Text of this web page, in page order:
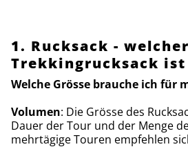
1. Rucksack - welcher
Trekkingrucksack ist
Welche Grösse brauche ich für
Volumen: Die Grösse des
Dauer der Tour und der Menge
mehrtägige Touren empfehlen